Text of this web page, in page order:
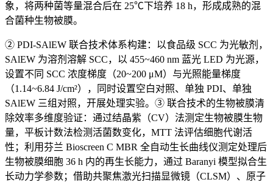
象，将两种菌等量混合后在 25℃下培养 18 h，形成成熟的混
合菌种生物被膜。
② PDI-SAlEW 联合技术体系构建：以食品级 SCC 为光敏剂，
SAlEW 为溶剂溶解 SCC，以 455~460 nm 蓝光 LED 为光源，
设置不同 SCC 浓度梯度（20~200 μM）与光照能量梯度
（1.14~6.84 J/cm²），同时设置空白对照、单独 PDI、单独
SAlEW 三组对照，开展处理实验。③ 联合技术的生物被膜清
除效率多维度验证：通过结晶紫（CV）法测定生物被膜生物
量，平板计数法检测活菌数变化，MTT 法评估细胞代谢活
性；利用芬兰 Bioscreen C MBR 全自动生长曲线仪测定处理后
生物被膜细胞 36 h 内的再生长能力，通过 Baranyi 模型拟合生
长动力学参数；借助共聚焦激光扫描显微镜（CLSM）、原子